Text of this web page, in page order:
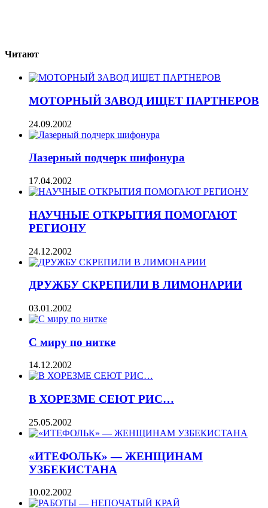
Читают
МОТОРНЫЙ ЗАВОД ИЩЕТ ПАРТНЕРОВ
24.09.2002
Лазерный подчерк шифонура
17.04.2002
НАУЧНЫЕ ОТКРЫТИЯ ПОМОГАЮТ
РЕГИОНУ
24.12.2002
ДРУЖБУ СКРЕПИЛИ В ЛИМОНАРИИ
03.01.2002
С миру по нитке
14.12.2002
В ХОРЕЗМЕ СЕЮТ РИС…
25.05.2002
«ИТЕФОЛЬК» — ЖЕНЩИНАМ
УЗБЕКИСТАНА
10.02.2002